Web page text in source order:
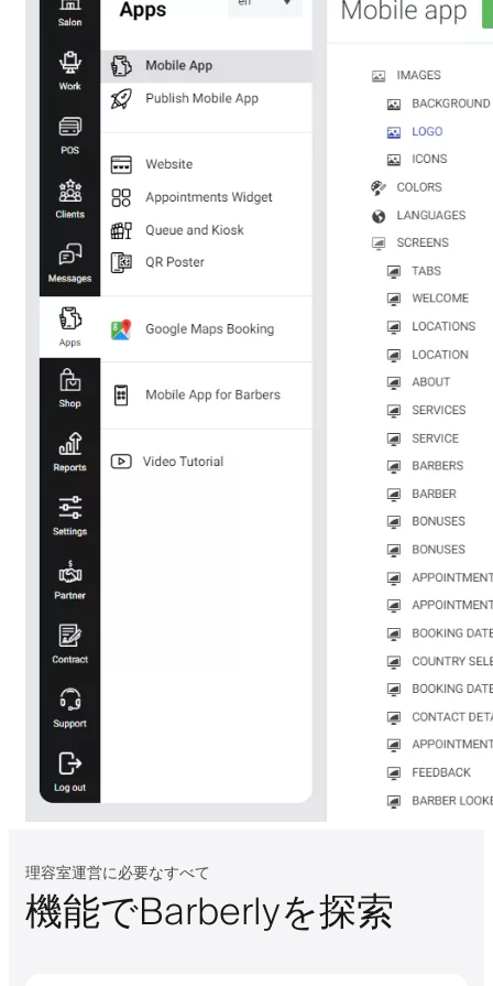
理容室運営に必要なすべて
機能でBarberlyを探索